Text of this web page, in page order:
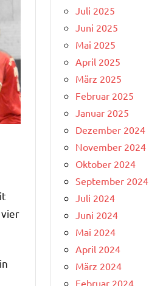
Juli 2025
Juni 2025
Mai 2025
April 2025
März 2025
Februar 2025
Januar 2025
Dezember 2024
November 2024
Oktober 2024
September 2024
Juli 2024
Juni 2024
Mai 2024
April 2024
März 2024
Februar 2024